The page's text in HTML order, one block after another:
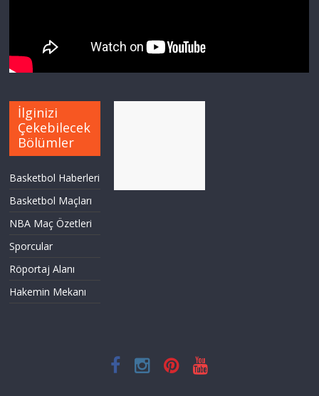
İlginizi
Çekebilecek
Bölümler
Basketbol Haberleri
Basketbol Maçları
NBA Maç Özetleri
Sporcular
Röportaj Alanı
Hakemin Mekanı